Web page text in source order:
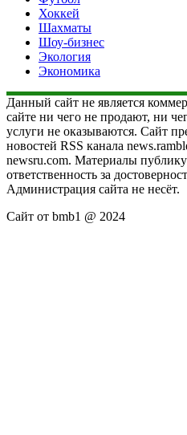
Хоккей
Шахматы
Шоу-бизнес
Экология
Экономика
Данный сайт не является
сайте ни чего не продают, ни
услуги не оказываются. Сайт
новостей RSS канала
newsru.com. Материалы
ответственность за
Администрация сайта не несёт.
Сайт от bmb1 @ 2024